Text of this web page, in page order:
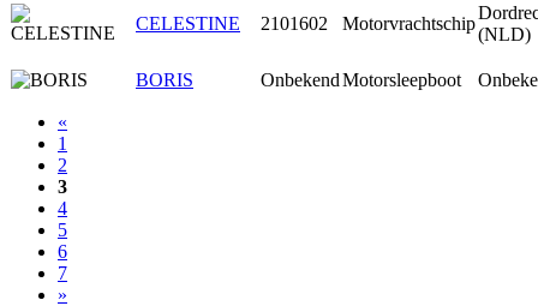
CELESTINE 2101602 Motorvrachtschip
(NLD)
BORIS OnbekendMotorsleepboot
«
1
2
3
4
5
6
7
»